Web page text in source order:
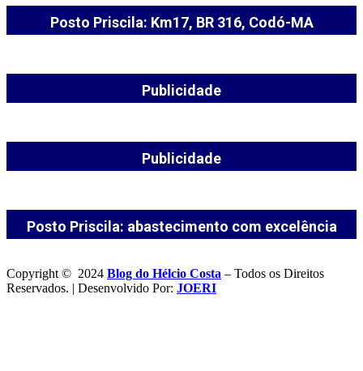
Posto Priscila: Km17, BR 316, Codó-MA
Publicidade
Publicidade
Posto Priscila: abastecimento com excelência
Copyright © 2024 Blog do Hélcio Costa – Todos os Direitos
Reservados. | Desenvolvido Por: JOERI